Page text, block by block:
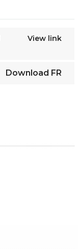
View link
Download FR